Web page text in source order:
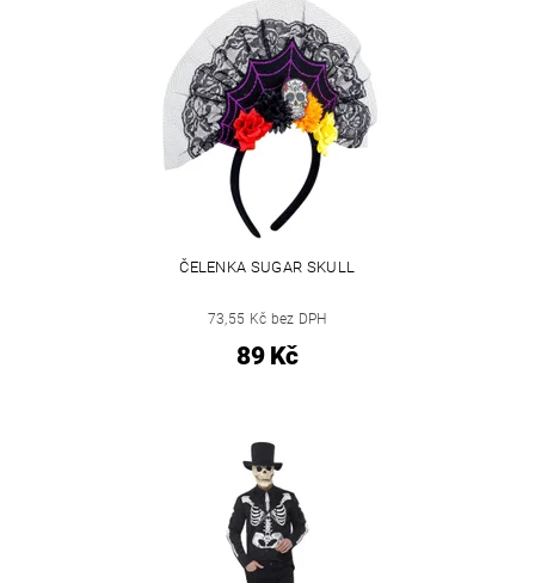
ČELENKA SUGAR SKULL
73,55 Kč bez DPH
89 Kč